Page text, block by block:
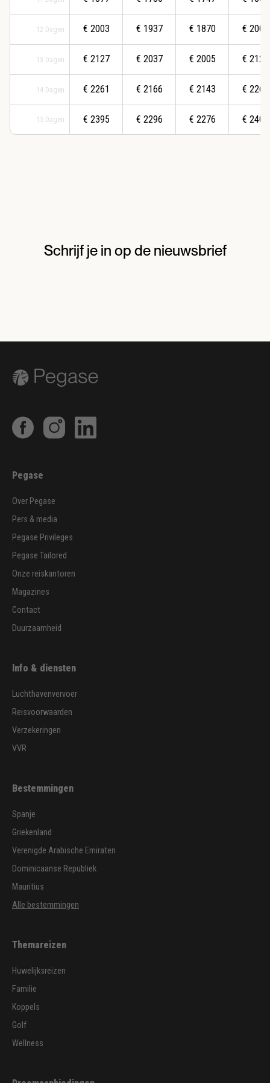
12 Dagen
13 Dagen
14 Dagen
15 Dagen
€ 2003
€ 2127
€ 2261
€ 2395
€ 1937
€ 2037
€ 2166
€ 2296
€ 1870
€ 2005
€ 2143
€ 2276
€ 2007
€ 2126
€ 2266
€ 2406
Schrijf je in op de nieuwsbrief
Pegase
Over Pegase
Pers & media
Pegase Privileges
Pegase Tailored
Onze reiskantoren
Magazines
Contact
Duurzaamheid
Info & diensten
Luchthavenvervoer
Reisvoorwaarden
Verzekeringen
VVR
Bestemmingen
Spanje
Griekenland
Verenigde Arabische Emiraten
Dominicaanse Republiek
Mauritius
Alle bestemmingen
Themareizen
Huwelijksreizen
Familie
Koppels
Golf
Wellness